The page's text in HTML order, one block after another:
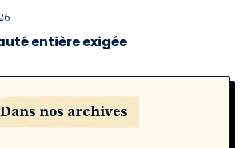
entière exigée
Dans nos archives